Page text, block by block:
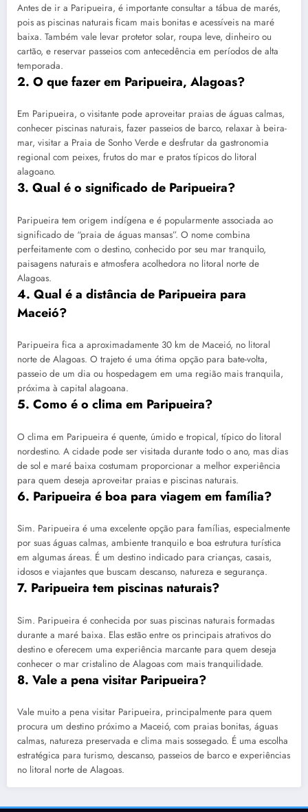
Antes de ir a Paripueira, é importante consultar a tábua de marés,
pois as piscinas naturais ficam mais bonitas e acessíveis na maré
baixa. Também vale levar protetor solar, roupa leve, dinheiro ou
cartão, e reservar passeios com antecedência em períodos de alta
temporada.
2. O que fazer em Paripueira, Alagoas?
Em Paripueira, o visitante pode aproveitar praias de águas calmas,
conhecer piscinas naturais, fazer passeios de barco, relaxar à beira-
mar, visitar a Praia de Sonho Verde e desfrutar da gastronomia
regional com peixes, frutos do mar e pratos típicos do litoral
alagoano.
3. Qual é o significado de Paripueira?
Paripueira tem origem indígena e é popularmente associada ao
significado de “praia de águas mansas”. O nome combina
perfeitamente com o destino, conhecido por seu mar tranquilo,
paisagens naturais e atmosfera acolhedora no litoral norte de
Alagoas.
4. Qual é a distância de Paripueira para
Maceió?
Paripueira fica a aproximadamente 30 km de Maceió, no litoral
norte de Alagoas. O trajeto é uma ótima opção para bate-volta,
passeio de um dia ou hospedagem em uma região mais tranquila,
próxima à capital alagoana.
5. Como é o clima em Paripueira?
O clima em Paripueira é quente, úmido e tropical, típico do litoral
nordestino. A cidade pode ser visitada durante todo o ano, mas dias
de sol e maré baixa costumam proporcionar a melhor experiência
para quem deseja aproveitar praias e piscinas naturais.
6. Paripueira é boa para viagem em família?
Sim. Paripueira é uma excelente opção para famílias, especialmente
por suas águas calmas, ambiente tranquilo e boa estrutura turística
em algumas áreas. É um destino indicado para crianças, casais,
idosos e viajantes que buscam descanso, natureza e segurança.
7. Paripueira tem piscinas naturais?
Sim. Paripueira é conhecida por suas piscinas naturais formadas
durante a maré baixa. Elas estão entre os principais atrativos do
destino e oferecem uma experiência marcante para quem deseja
conhecer o mar cristalino de Alagoas com mais tranquilidade.
8. Vale a pena visitar Paripueira?
Vale muito a pena visitar Paripueira, principalmente para quem
procura um destino próximo a Maceió, com praias bonitas, águas
calmas, natureza preservada e clima mais sossegado. É uma escolha
estratégica para turismo, descanso, passeios de barco e experiências
no litoral norte de Alagoas.